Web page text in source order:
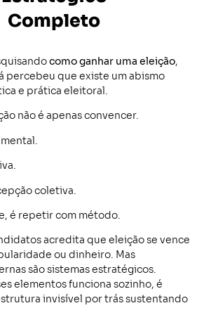
Completo
como ganhar uma eleição,
percebeu que existe um abismo
e prática eleitoral.
não é apenas convencer.
coletiva.
é repetir com método.
acredita que eleição se vence
ou dinheiro. Mas
são sistemas estratégicos.
elementos funciona sozinho, é
invisível por trás sustentando